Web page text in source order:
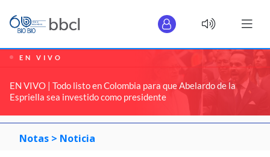
EN VIVO
EN VIVO | Todo listo en Colombia para que Abelardo de la
Espriella sea investido como presidente
Notas > Noticia